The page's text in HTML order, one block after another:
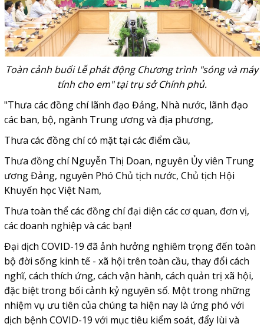
Toàn cảnh buổi Lễ phát động Chương trình "sóng và máy
tính cho em" tại trụ sở Chính phủ.
"Thưa các đồng chí lãnh đạo Đảng, Nhà nước, lãnh đạo
các ban, bộ, ngành Trung ương và địa phương,
Thưa các đồng chí có mặt tại các điểm cầu,
Thưa đồng chí Nguyễn Thị Doan, nguyên Ủy viên Trung
ương Đảng, nguyên Phó Chủ tịch nước, Chủ tịch Hội
Khuyến học Việt Nam,
Thưa toàn thể các đồng chí đại diện các cơ quan, đơn vị,
các doanh nghiệp và các bạn!
Đại dịch COVID-19 đã ảnh hưởng nghiêm trọng đến toàn
bộ đời sống kinh tế - xã hội trên toàn cầu, thay đổi cách
nghĩ, cách thích ứng, cách vận hành, cách quản trị xã hội,
đặc biệt trong bối cảnh kỷ nguyên số. Một trong những
nhiệm vụ ưu tiên của chúng ta hiện nay là ứng phó với
dịch bệnh COVID-19 với mục tiêu kiểm soát, đẩy lùi và